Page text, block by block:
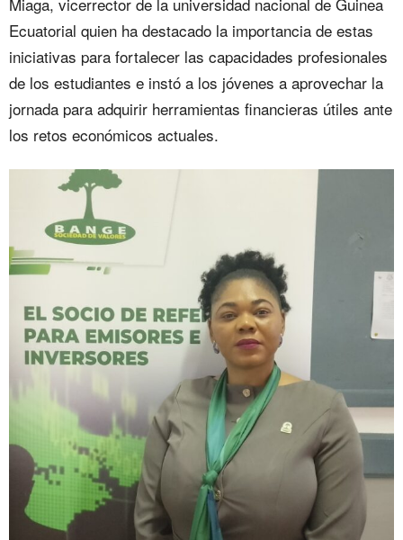
Ecuatorial quien ha destacado la importancia de estas
iniciativas para fortalecer las capacidades profesionales
de los estudiantes e instó a los jóvenes a aprovechar la
jornada para adquirir herramientas financieras útiles ante
los retos económicos actuales.